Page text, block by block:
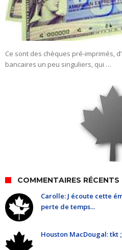
Ce sont des chèques pré-imprimés,
bancaires un peu singuliers, qui …
COMMENTAIRES RÉCENTS
Carolle: J écoute cette
perte de temps...
Houston MacDougal: tkt